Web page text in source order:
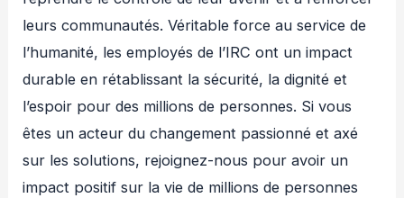
leurs communautés. Véritable force au service de
l’humanité, les employés de l’IRC ont un impact
durable en rétablissant la sécurité, la dignité et
l’espoir pour des millions de personnes. Si vous
êtes un acteur du changement passionné et axé
sur les solutions, rejoignez-nous pour avoir un
impact positif sur la vie de millions de personnes